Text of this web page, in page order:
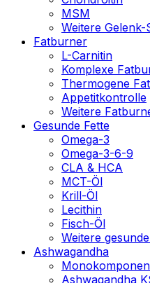
MSM
Weitere
Fatburner
L-Carnitin
Komplexe
Thermogene
Appetitkontrolle
Weitere
Gesunde Fette
Omega-3
Omega-3-6-9
CLA & HCA
MCT-Öl
Krill-Öl
Lecithin
Fisch-Öl
Weitere
Ashwagandha
Ashwagandha